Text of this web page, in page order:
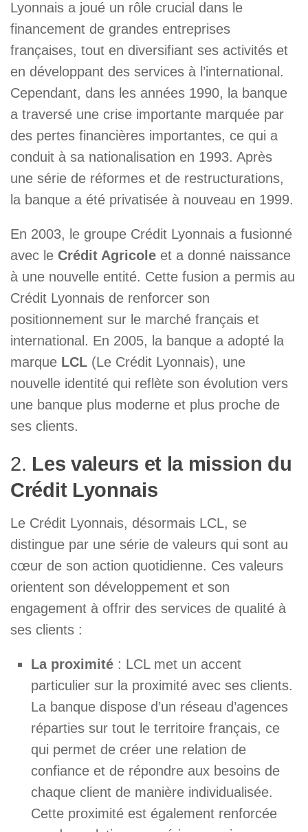
Lyonnais a joué un rôle crucial dans le
financement de grandes entreprises
françaises, tout en diversifiant ses activités et
en développant des services à l’international.
Cependant, dans les années 1990, la banque
a traversé une crise importante marquée par
des pertes financières importantes, ce qui a
conduit à sa nationalisation en 1993. Après
une série de réformes et de restructurations,
la banque a été privatisée à nouveau en 1999.
En 2003, le groupe Crédit Lyonnais a fusionné
avec le Crédit Agricole et a donné naissance
à une nouvelle entité. Cette fusion a permis au
Crédit Lyonnais de renforcer son
positionnement sur le marché français et
international. En 2005, la banque a adopté la
marque LCL (Le Crédit Lyonnais), une
nouvelle identité qui reflète son évolution vers
une banque plus moderne et plus proche de
ses clients.
2. Les valeurs et la mission du
Crédit Lyonnais
Le Crédit Lyonnais, désormais LCL, se
distingue par une série de valeurs qui sont au
cœur de son action quotidienne. Ces valeurs
orientent son développement et son
engagement à offrir des services de qualité à
ses clients :
La proximité : LCL met un accent
particulier sur la proximité avec ses clients.
La banque dispose d’un réseau d’agences
réparties sur tout le territoire français, ce
qui permet de créer une relation de
confiance et de répondre aux besoins de
chaque client de manière individualisée.
Cette proximité est également renforcée